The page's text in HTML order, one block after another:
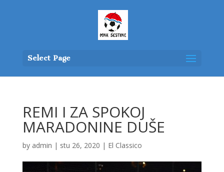
Select Page
REMI I ZA SPOKOJ
MARADONINE DUŠE
by admin | stu 26, 2020 | El Classico